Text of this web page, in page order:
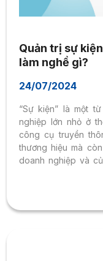
Quản trị sự
làm nghề gì?
24/07/2024
“Sự kiện” là một
nghiệp lớn nhỏ ở
công cụ truyền
thương hiệu mà
doanh nghiệp và
những gì? Cơ hội
sao? Đừng bỏ qua
ngành quản trị sự...